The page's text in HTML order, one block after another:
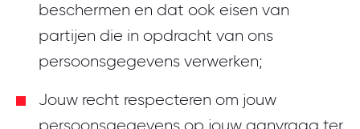
beschermen en dat ook eisen van
partijen die in opdracht van ons
persoonsgegevens verwerken;
Jouw recht respecteren om jouw